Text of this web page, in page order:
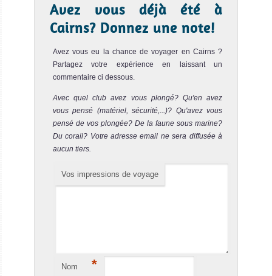
Townsville Avis sur la plongée
Grande
Barrière
de
Corail
Excellente
destination de
croisières.
Plongée
MV Kangaroo Explorer
Attention… Le MV Kangaroo Explorer ne se
Avez vous déjà été à
Cairns? Donnez une note!
Avez vous eu la chance de voyager en Cairns ?
Partagez votre expérience en laissant un
commentaire ci dessous.
Avec quel club avez vous plongé? Qu'en avez
vous pensé (matériel, sécurité,...)? Qu'avez vous
pensé de vos plongée? De la faune sous marine?
Du corail? Votre adresse email ne sera diffusée à
aucun tiers.
Vos impressions de voyage
Nom *